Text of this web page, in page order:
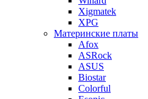
Xigmatek
XPG
Материнские платы
Afox
ASRock
ASUS
Biostar
Colorful